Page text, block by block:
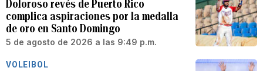
Doloroso revés de Puerto Rico
complica aspiraciones por la medalla
de oro en Santo Domingo
5 de agosto de 2026 a las 9:49 p.m.
VOLEIBOL